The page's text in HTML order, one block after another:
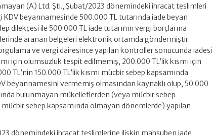
(A) Ltd. Şti., Şubat/2023 dönemindeki ihracat teslimleri
beyannamesinde 500.000 TL tutarında iade beyan
dilekçesi ile 500.000 TL iade tutarının vergi borçlarına
aranan belgeleri elektronik ortamda göndermiştir.
ve vergi dairesince yapılan kontroller sonucunda iadesi
için olumsuzluk tespit edilmemiş, 200.000 TL’lik kısmı için
TL’nin 150.000 TL’lik kısmı mücbir sebep kapsamında
beyannamesini vermemiş olmasından kaynaklı olup, 50.000
bulunmayan mükelleflerden (veya mücbir sebep
sebep kapsamında olmayan dönemlerde) yapılan
dönemindeki ihracat teslimlerine ilişkin mahsuben iade